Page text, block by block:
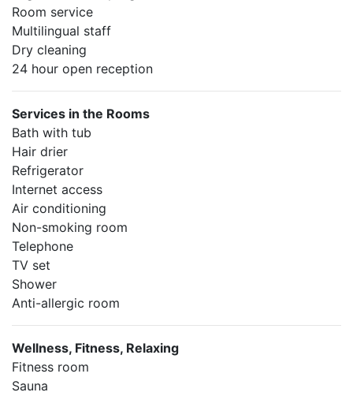
Room service
Multilingual staff
Dry cleaning
24 hour open reception
Services in the Rooms
Bath with tub
Hair drier
Refrigerator
Internet access
Air conditioning
Non-smoking room
Telephone
TV set
Shower
Anti-allergic room
Wellness, Fitness, Relaxing
Fitness room
Sauna